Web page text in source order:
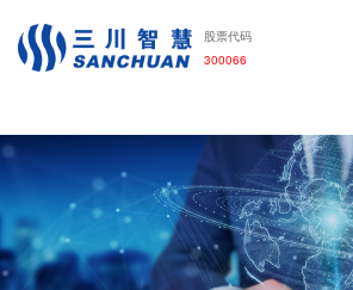
利来·国际APP
股票代码
300066